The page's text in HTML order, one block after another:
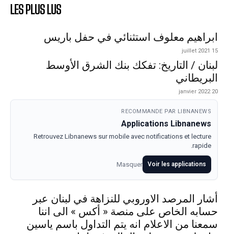
LES PLUS LUS
ابراهيم معلوف استثنائي في حفل باريس
15 juillet 2021
لبنان / التاريخ: تفكك بنك الشرق الأوسط
البريطاني
20 janvier 2022
RECOMMANDE PAR LIBNANEWS
Applications Libnanews
Retrouvez Libnanews sur mobile avec notifications et lecture
rapide.
Voir les applications
Masquer
أشار المرصد الاوروبي للنزاهة في لبنان عبر
حسابه الخاص على منصة « أكس » الى اننا
سمعنا من الاعلام انه يتم التداول باسم ياسين